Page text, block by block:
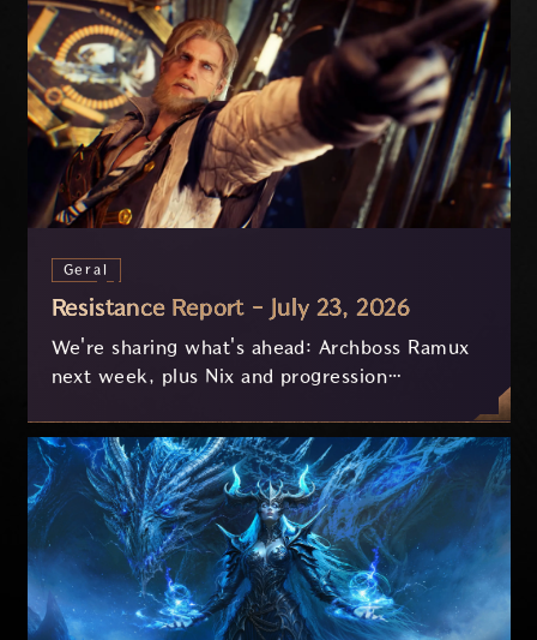
Geral
Resistance Report - July 23, 2026
We're sharing what's ahead: Archboss Ramux
next week, plus Nix and progression
on your feedback.